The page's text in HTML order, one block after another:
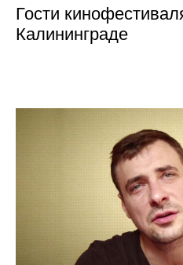
Гости
Калининграде